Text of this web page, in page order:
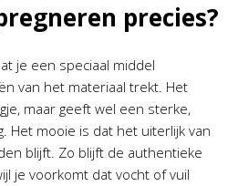
precies?
je een speciaal middel
van het materiaal trekt. Het
maar geeft wel een sterke,
Het mooie is dat het uiterlijk van
blijft. Zo blijft de authentieke
je voorkomt dat vocht of vuil